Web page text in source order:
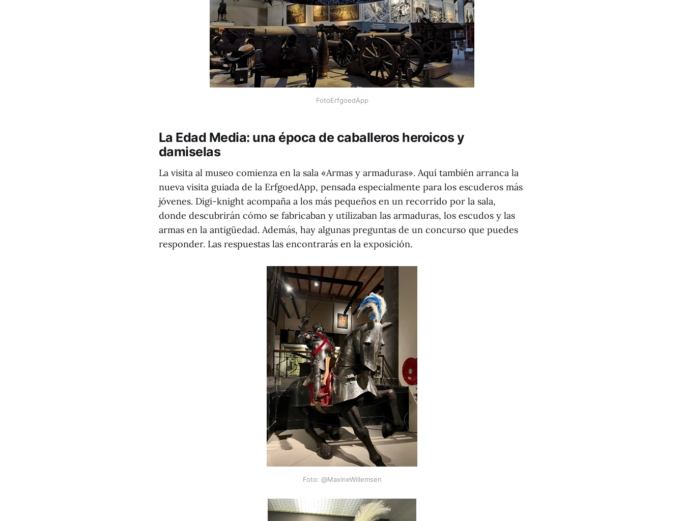
FotoErfgoedApp
La Edad Media: una época de caballeros heroicos y
damiselas
La visita al museo comienza en la sala «Armas y armaduras». Aquí también arranca la
nueva visita guiada de la ErfgoedApp, pensada especialmente para los escuderos más
jóvenes. Digi-knight acompaña a los más pequeños en un recorrido por la sala,
donde descubrirán cómo se fabricaban y utilizaban las armaduras, los escudos y las
armas en la antigüedad. Además, hay algunas preguntas de un concurso que puedes
responder. Las respuestas las encontrarás en la exposición.
Foto: @MaxineWillemsen